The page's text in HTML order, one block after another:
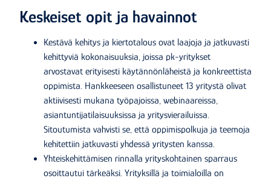
Keskeiset opit ja havainnot
Kestävä kehitys ja kiertotalous ovat laajoja ja jatkuvasti
kehittyviä kokonaisuuksia, joissa pk-yritykset
arvostavat erityisesti käytännönläheistä ja konkreettista
oppimista. Hankkeeseen osallistuneet 13 yritystä olivat
aktiivisesti mukana työpajoissa, webinaareissa,
asiantuntijatilaisuuksissa ja yritysvierailuissa.
Sitoutumista vahvisti se, että oppimispolkuja ja teemoja
kehitettiin jatkuvasti yhdessä yritysten kanssa.
Yhteiskehittämisen rinnalla yrityskohtainen sparraus
osoittautui tärkeäksi. Yrityksillä ja toimialoilla on